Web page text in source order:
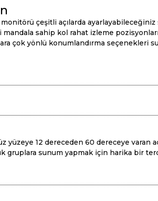
çeşitli açılarda
sahip kol rahat izleme
çok yönlü konumlandırma seçenekleri
yüzeye 12 dereceden 60 dereceye varan
gruplara sunum yapmak için harika bir